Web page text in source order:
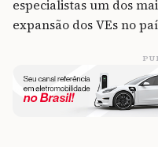
especialistas um dos
expansão dos VEs no